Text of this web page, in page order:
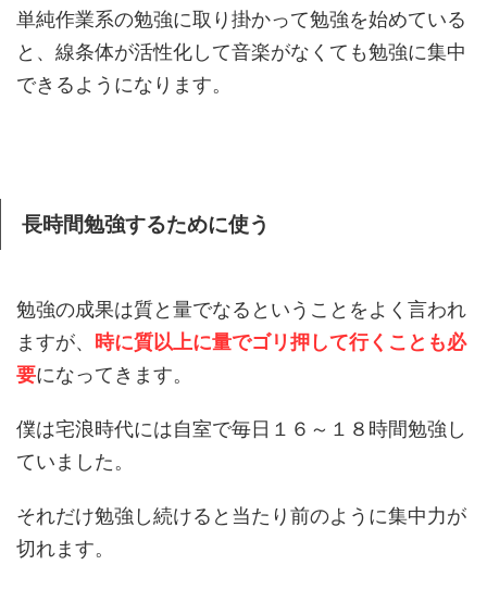
単純作業系の勉強に取り掛かって勉強を始めている
と、線条体が活性化して音楽がなくても勉強に集中
できるようになります。
長時間勉強するために使う
勉強の成果は質と量でなるということをよく言われ
ますが、 時に質以上に量でゴリ押して行くことも必
要になってきます。
僕は宅浪時代には自室で毎日１６～１８時間勉強し
ていました。
それだけ勉強し続けると当たり前のように集中力が
切れます。